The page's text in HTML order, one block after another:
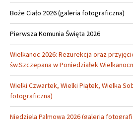
Boże Ciało 2026 (galeria fotograficzna)
Pierwsza Komunia Święta 2026
Wielkanoc 2026: Rezurekcja oraz
św.Szczepana w Poniedziałek
Wielki Czwartek, Wielki Piątek, Wielka
fotograficzna)
Niedziela Palmowa 2026 (galeria